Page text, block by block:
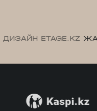
ДИЗАЙН ETAGE.KZ